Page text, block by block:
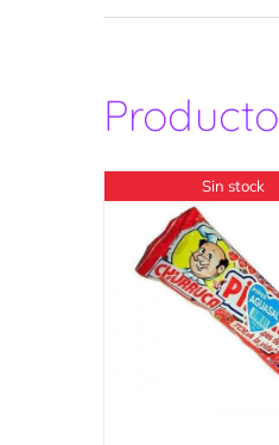
Sin stock